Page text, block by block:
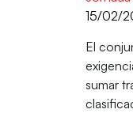
15/02/
El
sumar